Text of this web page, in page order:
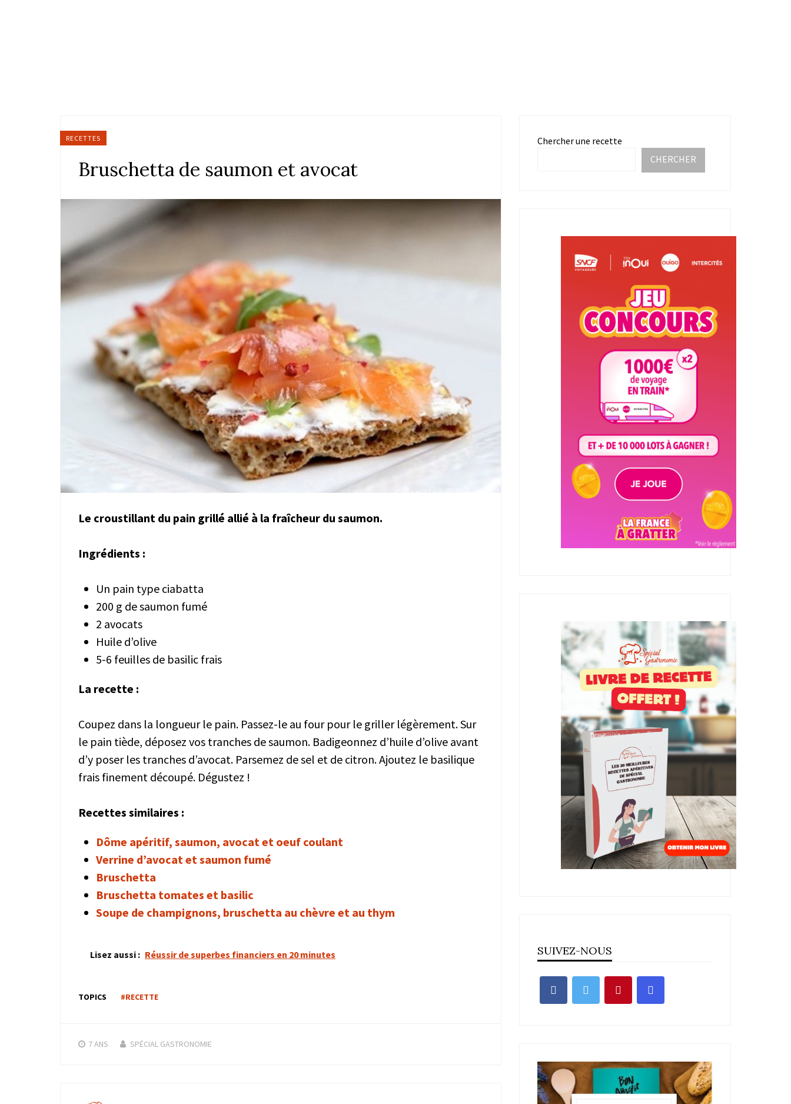
RECETTES
Bruschetta de saumon et avocat
Le croustillant du pain grillé allié à la fraîcheur du saumon.
Ingrédients :
Un pain type ciabatta
200 g de saumon fumé
2 avocats
Huile d’olive
5-6 feuilles de basilic frais
La recette :
Coupez dans la longueur le pain. Passez-le au four pour le griller légèrement. Sur
le pain tiède, déposez vos tranches de saumon. Badigeonnez d’huile d’olive avant
d’y poser les tranches d’avocat. Parsemez de sel et de citron. Ajoutez le basilique
frais finement découpé. Dégustez !
Recettes similaires :
Dôme apéritif, saumon, avocat et oeuf coulant
Verrine d’avocat et saumon fumé
Bruschetta
Bruschetta tomates et basilic
Soupe de champignons, bruschetta au chèvre et au thym
Lisez aussi : Réussir de superbes financiers en 20 minutes
TOPICS #RECETTE
7 ANS SPÉCIAL GASTRONOMIE
Chercher une recette
CHERCHER
SUIVEZ-NOUS